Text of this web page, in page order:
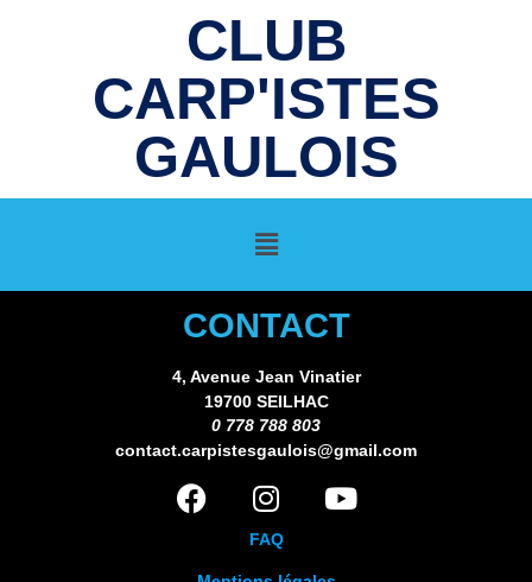
CLUB
CARP'ISTES
GAULOIS
CONTACT
4, Avenue Jean Vinatier
19700 SEILHAC
0 778 788 803
contact.carpistesgaulois@gmail.com
FAQ